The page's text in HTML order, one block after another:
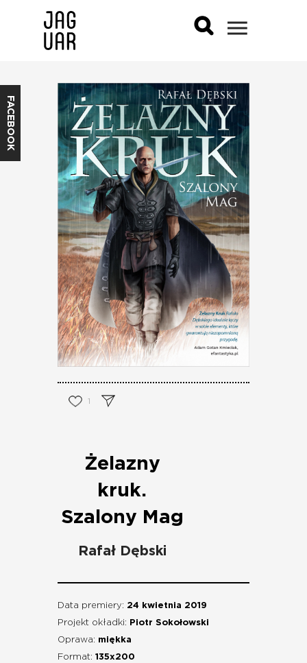
FACEBOOK
1
Żelazny
kruk.
Szalony Mag
Rafał Dębski
Data premiery: 24 kwietnia 2019
Projekt okładki:
Piotr Sokołowski
Oprawa: miękka
Format: 135x200